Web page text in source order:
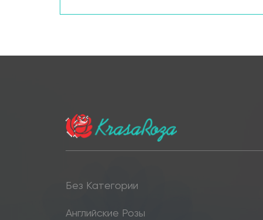
Без Категории
Английские Розы